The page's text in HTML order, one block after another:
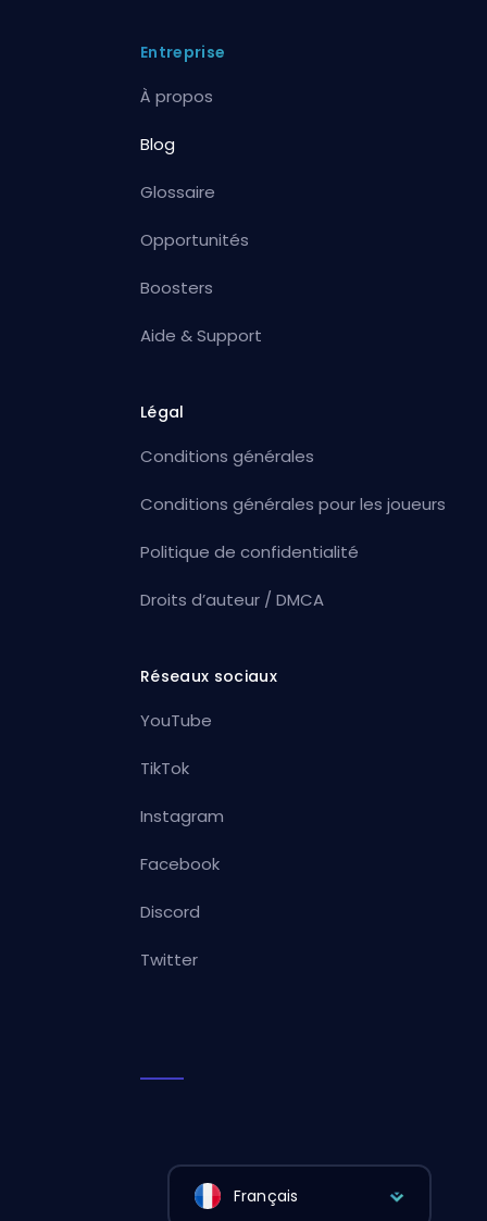
Entreprise
À propos
Blog
Glossaire
Opportunités
Boosters
Aide & Support
Légal
Conditions générales
Conditions générales pour les joueurs
Politique de confidentialité
Droits d’auteur / DMCA
Réseaux sociaux
YouTube
TikTok
Instagram
Facebook
Discord
Twitter
Français